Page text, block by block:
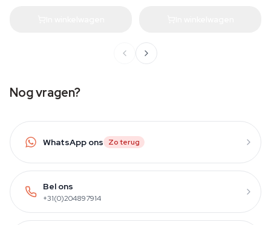
Nog vragen?
WhatsApp ons Zo terug
Bel ons
+31(0)204897914